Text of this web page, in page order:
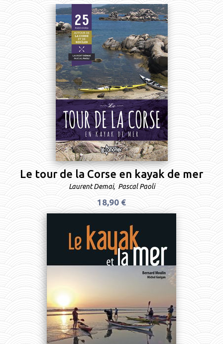
Le tour de la Corse en kayak de mer
Laurent Demai, Pascal Paoli
18,90 €